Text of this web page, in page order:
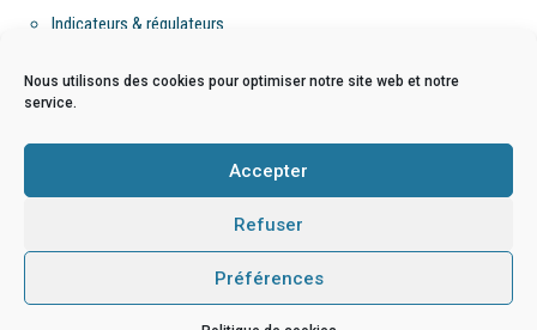
Nous utilisons des cookies pour optimiser notre site web et notre
service.
Accepter
Refuser
Préférences
Indicateurs & régulateurs
Niveau
Mesure de niveau par bullage
Copyright © 2026 - Jadition All rights reserved |